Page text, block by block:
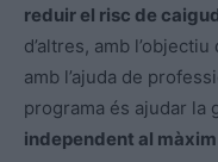
reduir el risc de
d’altres, amb l’objectiu
amb l’ajuda de
programa és ajudar la
independent al